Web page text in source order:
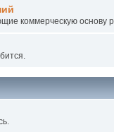
коммерческую основу